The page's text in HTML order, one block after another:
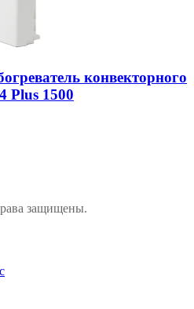
конвекторного
Plus 1500
защищены.